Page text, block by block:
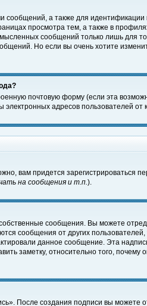
сообщений, а также для
просмотра тем, а также в
сообщений только лишь для
Но если вы очень хотите
почтовую форму (если эта
адресов пользователей от
вам придется зарегистрироваться
на сообщения и т.п.).
сообщения. Вы можете
сообщения от других
данное сообщение. Эта
заметку, относительно того,
После создания подписи вы